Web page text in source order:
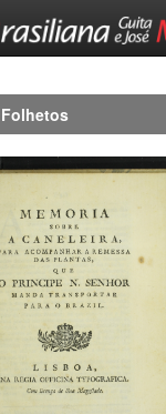
Folhetos